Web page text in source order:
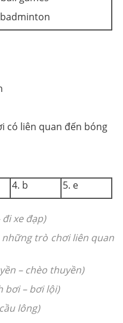
có liên quan đến bóng
4. b 5. e
đi xe đạp)
những trò chơi liên quan
– chèo thuyền)
bơi – bơi lội)
lông)